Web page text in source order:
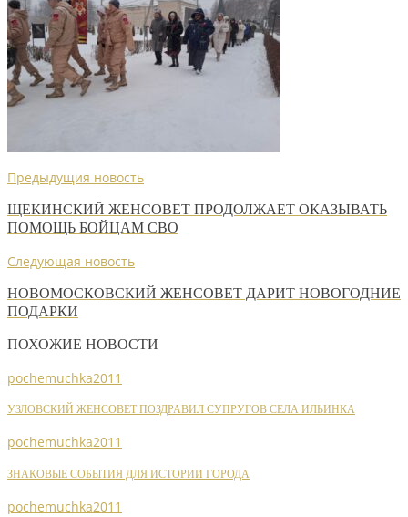
Предыдущия новость
ЩЕКИНСКИЙ ЖЕНСОВЕТ ПРОДОЛЖАЕТ ОКАЗЫВАТЬ
ПОМОЩЬ БОЙЦАМ СВО
Следующая новость
НОВОМОСКОВСКИЙ ЖЕНСОВЕТ ДАРИТ НОВОГОДНИЕ
ПОДАРКИ
ПОХОЖИЕ НОВОСТИ
pochemuchka2011
УЗЛОВСКИЙ ЖЕНСОВЕТ ПОЗДРАВИЛ СУПРУГОВ СЕЛА ИЛЬИНКА
pochemuchka2011
ЗНАКОВЫЕ СОБЫТИЯ ДЛЯ ИСТОРИИ ГОРОДА
pochemuchka2011